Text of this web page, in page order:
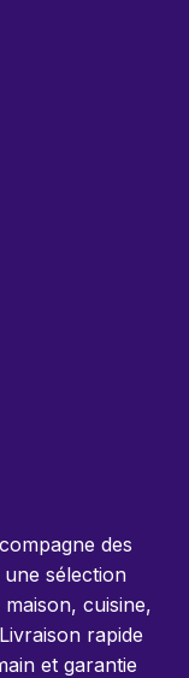
des
sélection
cuisine,
rapide
et garantie